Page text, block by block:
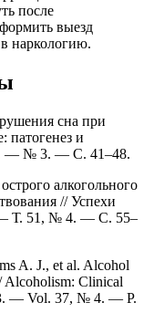
после
выезд
наркологию.
сна при
патогенез и
— № 3. — С. 41–48.
алкогольного
// Успехи
— Т. 51, № 4. — С. 55–
A. J., et al. Alcohol
Alcoholism: Clinical
— Vol. 37, № 4. — P.